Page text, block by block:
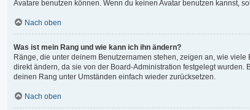
Avatare benutzen können. Wenn du keinen Avatar benutzen kannst,
Nach oben
Was ist mein Rang und wie kann ich ihn ändern?
Ränge, die unter deinem Benutzernamen stehen, zeigen an, wie
direkt ändern, da sie von der Board-Administration festgelegt
deinen Rang unter Umständen einfach wieder zurücksetzen.
Nach oben